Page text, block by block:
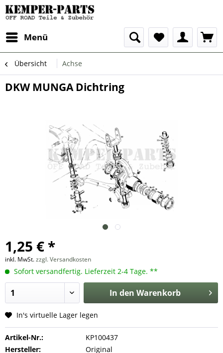
Menü
Übersicht Achse
DKW MUNGA Dichtring
1,25 € *
inkl. MwSt.zzgl. Versandkosten
Sofort versandfertig. Lieferzeit 2-4 Tage. **
In den Warenkorb
In's virtuelle Lager legen
Artikel-Nr.:
KP100437
Hersteller:
Original